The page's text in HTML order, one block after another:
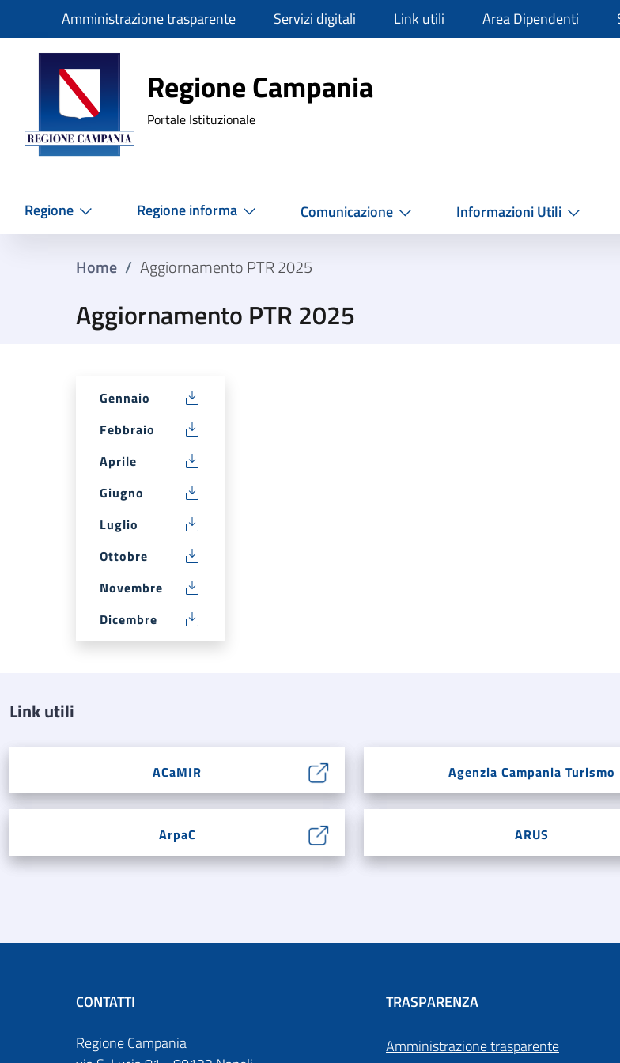
SlimAmministrazione trasparente Servizi digitali Link utili Area Dipendenti
Regione Campania
Regione Campania
Portale Istituzionale
Regione Regione informa Comunicazione Informazioni Utili
Home / Aggiornamento PTR 2025
Aggiornamento PTR 2025
Gennaio
Febbraio
Aprile
Giugno
Luglio
Ottobre
Novembre
Dicembre
Link utili
ACaMIR Agenzia Campania Turismo
ArpaC ARUS
CONTATTI
Regione Campania
TRASPARENZA
Amministrazione trasparente